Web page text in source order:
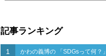
記事ランキング
1 かわの義博の 「SDGsって何？」